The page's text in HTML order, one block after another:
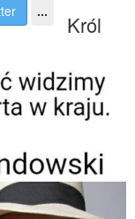
... Król